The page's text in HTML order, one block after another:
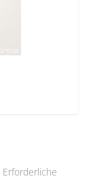
Erforderliche